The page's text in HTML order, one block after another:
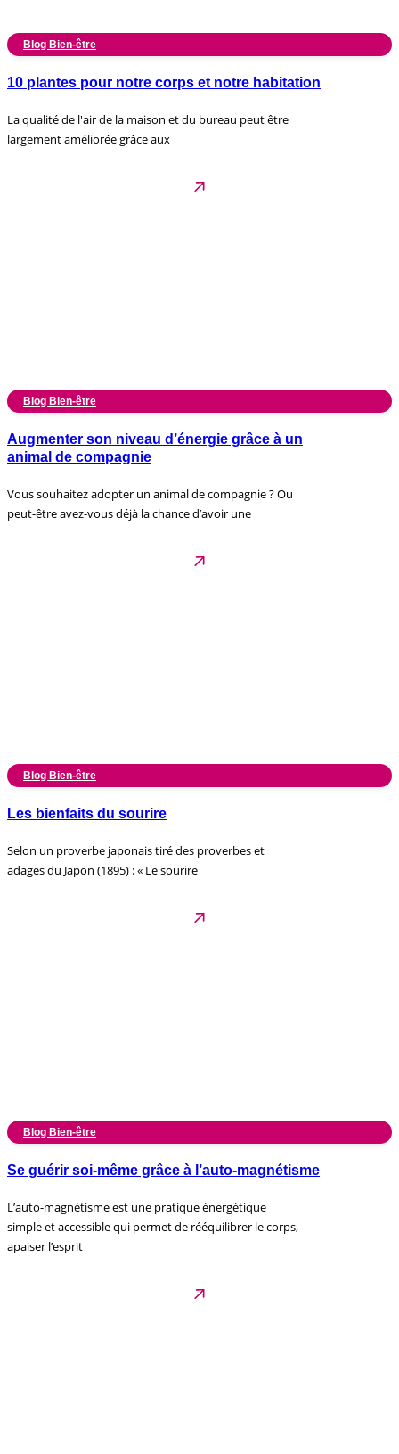
Blog Bien-être
10 plantes pour notre corps et notre habitation
La qualité de l'air de la maison et du bureau peut être
largement améliorée grâce aux
Blog Bien-être
Augmenter son niveau d’énergie grâce à un
animal de compagnie
Vous souhaitez adopter un animal de compagnie ? Ou
peut-être avez-vous déjà la chance d’avoir une
Blog Bien-être
Les bienfaits du sourire
Selon un proverbe japonais tiré des proverbes et
adages du Japon (1895) : « Le sourire
Blog Bien-être
Se guérir soi-même grâce à l’auto-magnétisme
L’auto-magnétisme est une pratique énergétique
simple et accessible qui permet de rééquilibrer le corps,
apaiser l’esprit